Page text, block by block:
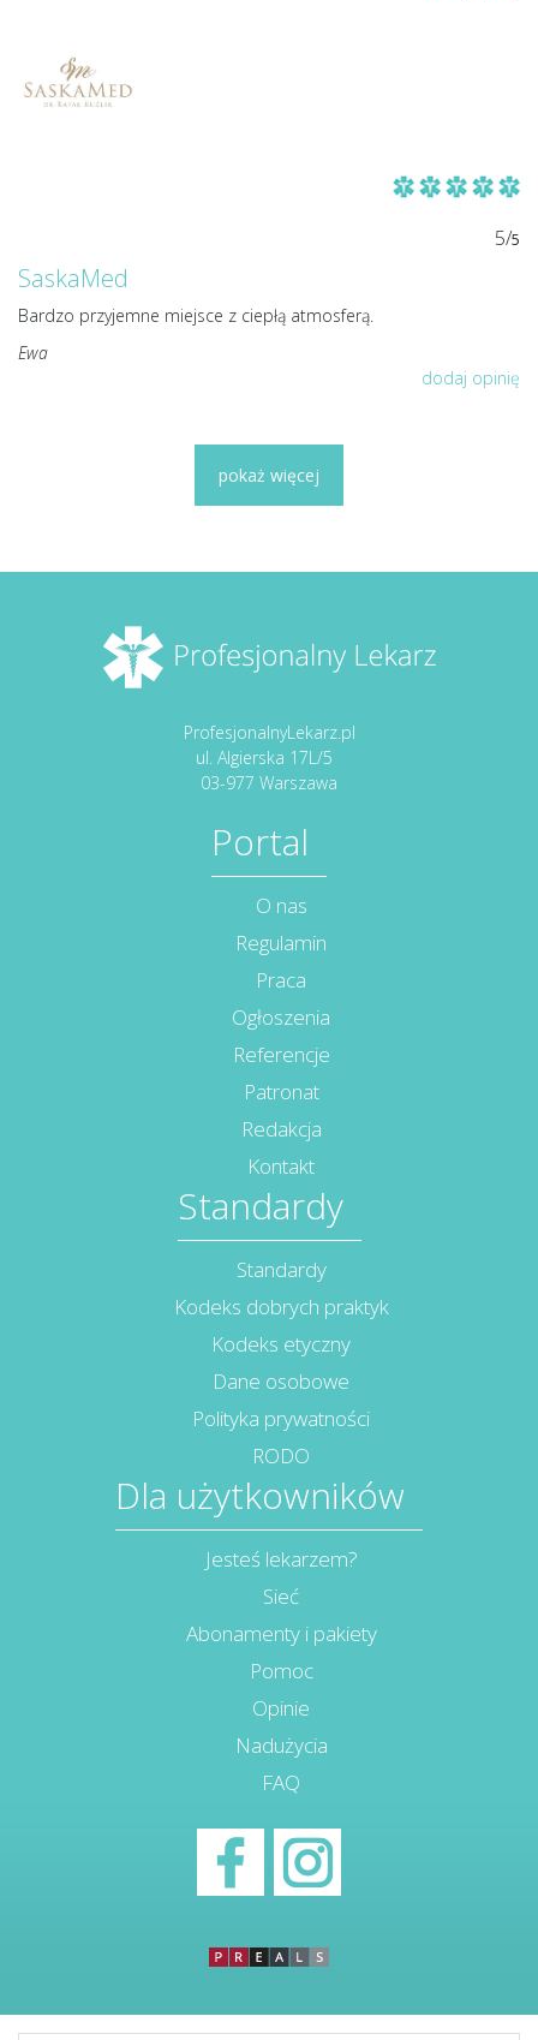
5/5
SaskaMed
Bardzo przyjemne miejsce z ciepłą atmosferą.
Ewa
dodaj opinię
pokaż więcej
ProfesjonalnyLekarz.pl
ul. Algierska 17L/5
03-977 Warszawa
Portal
O nas
Regulamin
Praca
Ogłoszenia
Referencje
Patronat
Redakcja
Kontakt
Standardy
Standardy
Kodeks dobrych praktyk
Kodeks etyczny
Dane osobowe
Polityka prywatności
RODO
Dla użytkowników
Jesteś lekarzem?
Sieć
Abonamenty i pakiety
Pomoc
Opinie
Nadużycia
FAQ